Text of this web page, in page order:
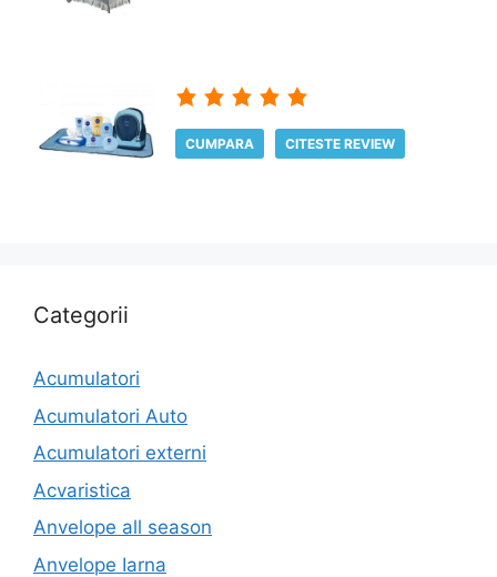
CUMPARA CITESTE REVIEW
Categorii
Acumulatori
Acumulatori Auto
Acumulatori externi
Acvaristica
Anvelope all season
Anvelope Iarna